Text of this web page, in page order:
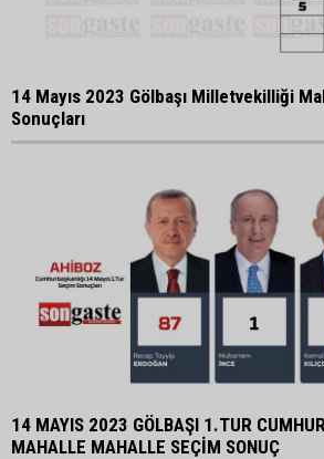
14 Mayıs 2023 Gölbaşı Milletvekilliği
Sonuçları
14 MAYIS 2023 GÖLBAŞI 1.TUR
MAHALLE MAHALLE SEÇİM SONUÇ